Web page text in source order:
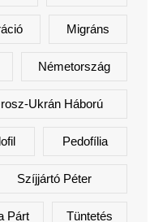
Migráns
Németország
Ukrán Háború
Pedofília
Szíjjártó Péter
Párt Tüntetés